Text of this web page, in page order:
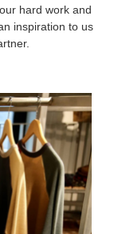
hard work and
inspiration to us